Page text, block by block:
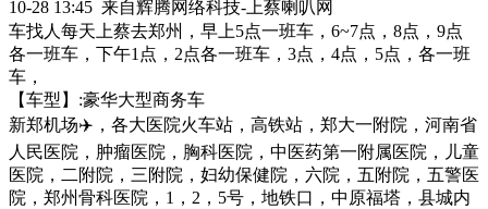
10-28 13:45 来自辉腾网络科技-上蔡喇叭网
车找人每天上蔡去郑州，早上5点一班车，6~7点，8点，9点
各一班车，下午1点，2点各一班车，3点，4点，5点，各一班
车，
【车型】:豪华大型商务车
新郑机场✈️，各大医院火车站，高铁站，郑大一附院，河南省
人民医院，肿瘤医院，胸科医院，中医药第一附属医院，儿童
医院，二附院，三附院，妇幼保健院，六院，五附院，五警医
院，郑州骨科医院，1，2，5号，地铁口，中原福塔，县城内